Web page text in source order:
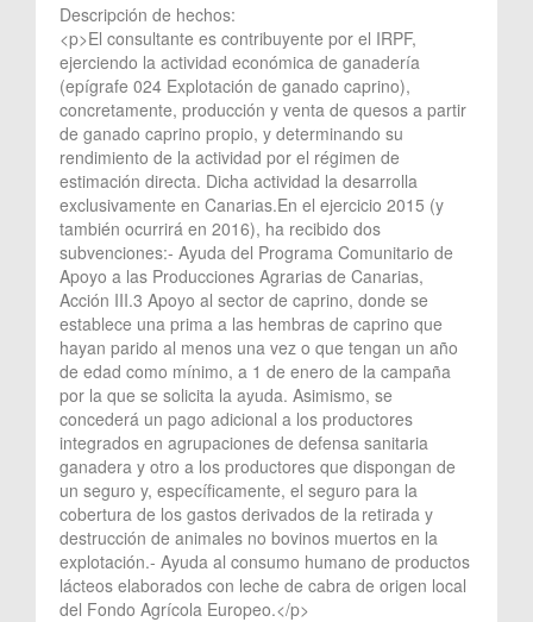
Descripción de hechos:
<p>El consultante es contribuyente por el IRPF,
ejerciendo la actividad económica de ganadería
(epígrafe 024 Explotación de ganado caprino),
concretamente, producción y venta de quesos a partir
de ganado caprino propio, y determinando su
rendimiento de la actividad por el régimen de
estimación directa. Dicha actividad la desarrolla
exclusivamente en Canarias.En el ejercicio 2015 (y
también ocurrirá en 2016), ha recibido dos
subvenciones:- Ayuda del Programa Comunitario de
Apoyo a las Producciones Agrarias de Canarias,
Acción III.3 Apoyo al sector de caprino, donde se
establece una prima a las hembras de caprino que
hayan parido al menos una vez o que tengan un año
de edad como mínimo, a 1 de enero de la campaña
por la que se solicita la ayuda. Asimismo, se
concederá un pago adicional a los productores
integrados en agrupaciones de defensa sanitaria
ganadera y otro a los productores que dispongan de
un seguro y, específicamente, el seguro para la
cobertura de los gastos derivados de la retirada y
destrucción de animales no bovinos muertos en la
explotación.- Ayuda al consumo humano de productos
lácteos elaborados con leche de cabra de origen local
del Fondo Agrícola Europeo.</p>